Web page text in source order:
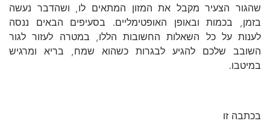
שהגור הצעיר מקבל את המזון המתאים לו, ושהדבר נעשה
בזמן, בכמות ובאופן האופטימליים. בסעיפים הבאים ננסה
לענות על כל השאלות החשובות הללו, במטרה לעזור לגור
השובב שלכם להגיע לבגרות כשהוא שמח, בריא ומרגיש
במיטבו.
בכתבה זו